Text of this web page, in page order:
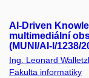
AI-Driven
multimediální
(MUNI/AI-I/1238/
Ing. Leonard
Fakulta informatiky